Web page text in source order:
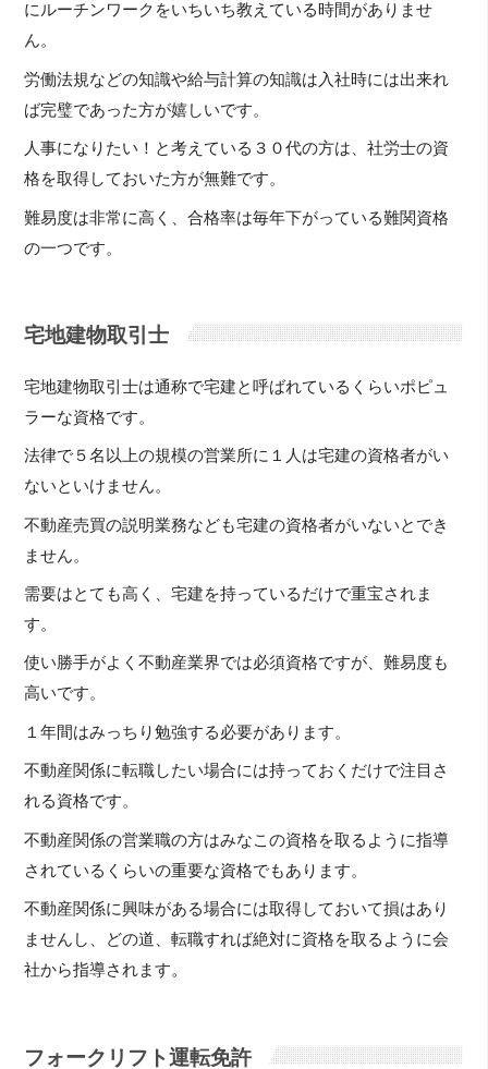
にルーチンワークをいちいち教えている時間がありませ
ん。
労働法規などの知識や給与計算の知識は入社時には出来れ
ば完璧であった方が嬉しいです。
人事になりたい！と考えている３０代の方は、社労士の資
格を取得しておいた方が無難です。
難易度は非常に高く、合格率は毎年下がっている難関資格
の一つです。
宅地建物取引士
宅地建物取引士は通称で宅建と呼ばれているくらいポピュ
ラーな資格です。
法律で５名以上の規模の営業所に１人は宅建の資格者がい
ないといけません。
不動産売買の説明業務なども宅建の資格者がいないとでき
ません。
需要はとても高く、宅建を持っているだけで重宝されま
す。
使い勝手がよく不動産業界では必須資格ですが、難易度も
高いです。
１年間はみっちり勉強する必要があります。
不動産関係に転職したい場合には持っておくだけで注目さ
れる資格です。
不動産関係の営業職の方はみなこの資格を取るように指導
されているくらいの重要な資格でもあります。
不動産関係に興味がある場合には取得しておいて損はあり
ませんし、どの道、転職すれば絶対に資格を取るように会
社から指導されます。
フォークリフト運転免許